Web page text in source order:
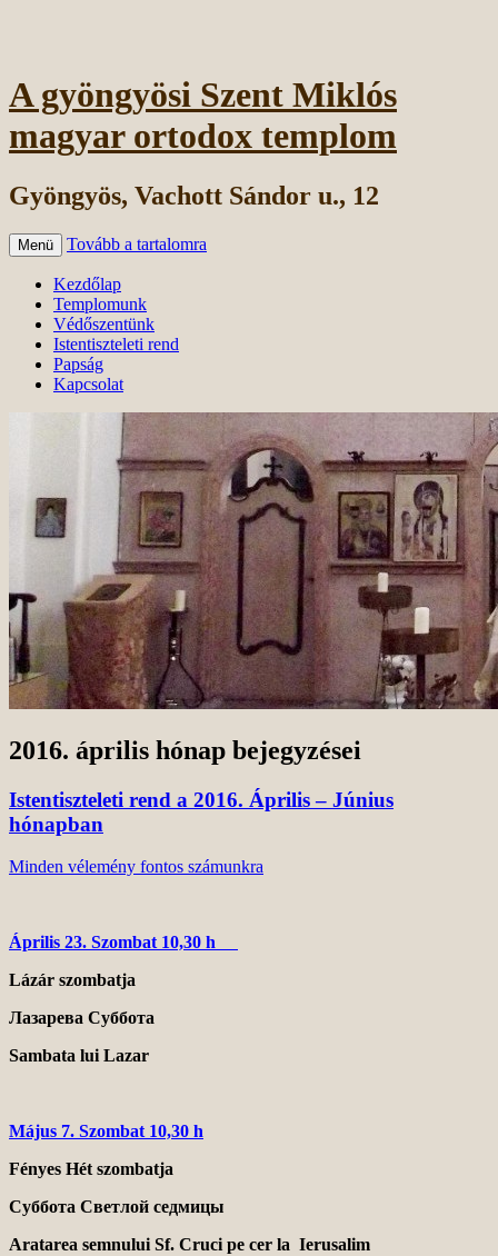
A gyöngyösi Szent Miklós
magyar ortodox templom
Gyöngyös, Vachott Sándor u., 12
Menü Tovább a tartalomra
Kezdőlap
Templomunk
Védőszentünk
Istentiszteleti rend
Papság
Kapcsolat
2016. április hónap bejegyzései
Istentiszteleti rend a 2016. Április – Június
hónapban
Minden vélemény fontos számunkra
Április 23. Szombat 10,30 h
Lázár szombatja
Лазарева Суббота
Sambata lui Lazar
Május 7. Szombat 10,30 h
Fényes Hét szombatja
Суббота Светлой седмицы
Aratarea semnului Sf. Cruci pe cer la Ierusalim